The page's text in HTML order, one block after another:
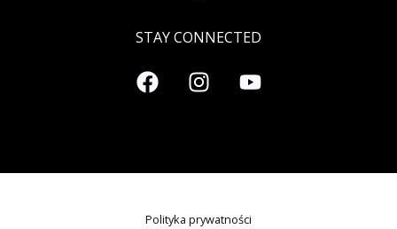
STAY CONNECTED
Polityka prywatności